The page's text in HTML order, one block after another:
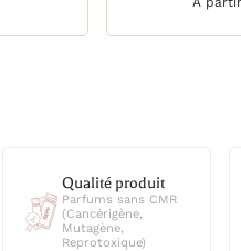
22,6 kg
Qualité produit
Parfums sans CMR
(Cancérigène,
Mutagène,
Reprotoxique)